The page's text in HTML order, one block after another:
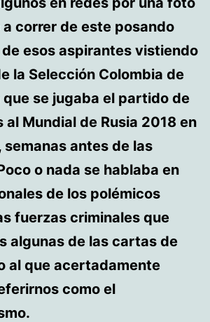
correr de este posando
esos aspirantes vistiendo
la Selección Colombia de
se jugaba el partido de
al Mundial de Rusia 2018 en
semanas antes de las
o nada se hablaba en
de los polémicos
fuerzas criminales que
algunas de las cartas de
al que acertadamente
como el